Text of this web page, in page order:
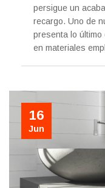
persigue un
recargo. Uno de
presenta lo último
en materiales
16
Jun